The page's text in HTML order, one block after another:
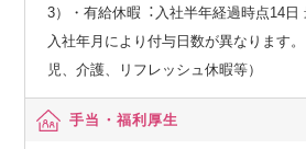
3）・有給休暇︓⼊社半年経過時点14
⼊社年⽉により付与⽇数が異なります
児、介護、リフレッシュ休暇等）
手当・福利厚生